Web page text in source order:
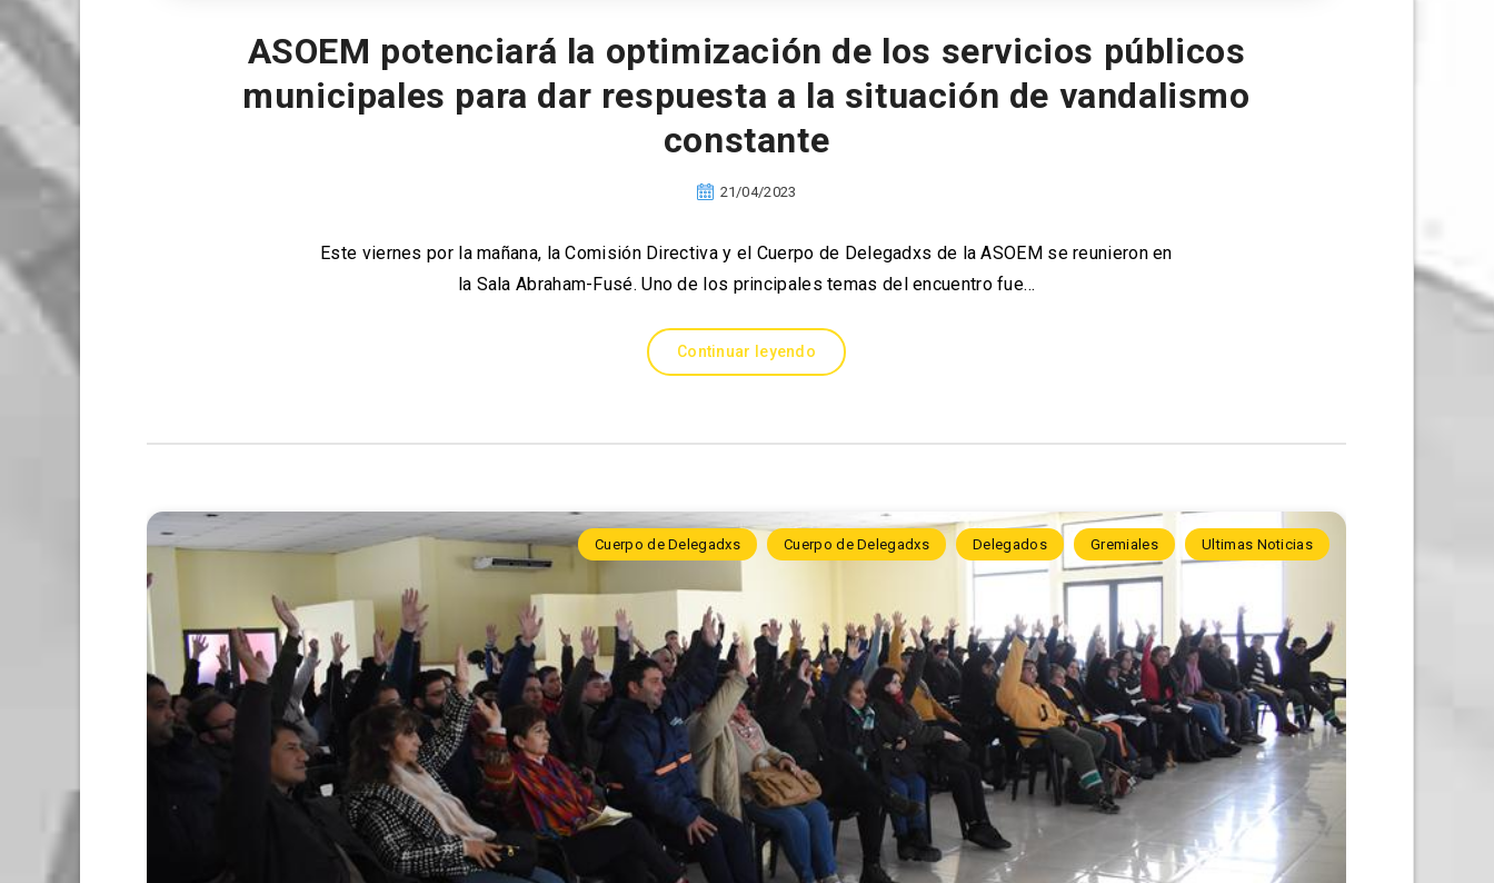
ASOEM potenciará la optimización de los servicios públicos
municipales para dar respuesta a la situación de vandalismo
constante
21/04/2023
Este viernes por la mañana, la Comisión Directiva y el Cuerpo de Delegadxs de la ASOEM se reunieron en
la Sala Abraham-Fusé. Uno de los principales temas del encuentro fue…
Continuar leyendo
Cuerpo de Delegadxs Cuerpo de Delegadxs Delegados Gremiales Ultimas Noticias